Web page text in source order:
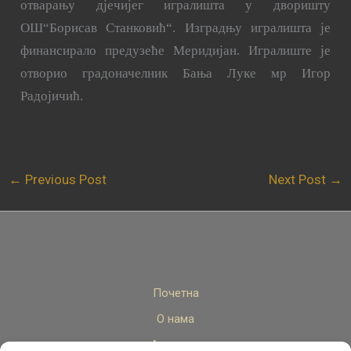
отварању дјечијег игралишта у дворишту
ОШ“Борисав Станковић“. Изградњу игралишта је
финансирало предузеће Меридијан. Игралиште је
отворио градоначелник Бања Луке мр Игор
Радојичић.
← Previous Post Next Post →
Почетна
О нама
Актуелно